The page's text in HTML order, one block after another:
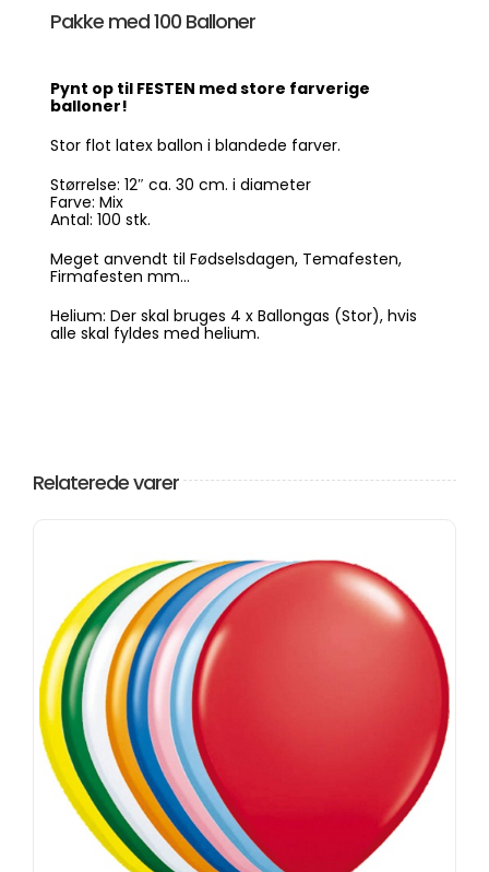
Pakke med 100 Balloner
Pynt op til FESTEN med store farverige
balloner!
Stor flot latex ballon i blandede farver.
Størrelse: 12″ ca. 30 cm. i diameter
Farve: Mix
Antal: 100 stk.
Meget anvendt til Fødselsdagen, Temafesten,
Firmafesten mm…
Helium: Der skal bruges 4 x Ballongas (Stor), hvis
alle skal fyldes med helium.
Relaterede varer